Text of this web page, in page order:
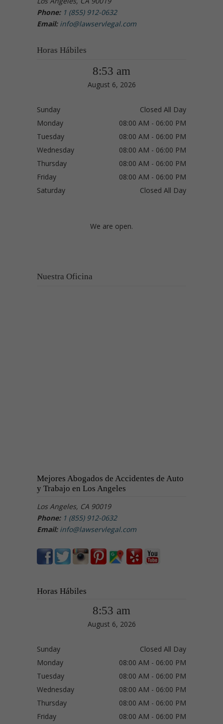
Phone: 1 (855) 912-0632
Email: info@lawservlegal.com
Horas Hábiles
8:53 am
August 6, 2026
Sunday
Closed All Day
Monday
08:00 AM - 06:00 PM
Tuesday
08:00 AM - 06:00 PM
Wednesday
08:00 AM - 06:00 PM
Thursday
08:00 AM - 06:00 PM
Friday
08:00 AM - 06:00 PM
Saturday
Closed All Day
We are open.
Nuestra Oficina
Mejores Abogados de Accidentes de Auto
y Trabajo en Los Angeles
Los Angeles, CA 90019
Phone: 1 (855) 912-0632
Email: info@lawservlegal.com
Horas Hábiles
8:53 am
August 6, 2026
Sunday
Closed All Day
Monday
08:00 AM - 06:00 PM
Tuesday
08:00 AM - 06:00 PM
Wednesday
08:00 AM - 06:00 PM
Thursday
08:00 AM - 06:00 PM
Friday
08:00 AM - 06:00 PM